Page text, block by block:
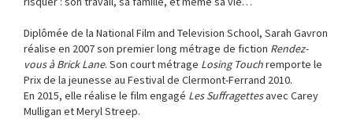
Diplômée de la National Film and Television School, Sarah Gavron
réalise en 2007 son premier long métrage de fiction Rendez-
vous à Brick Lane. Son court métrage Losing Touchremporte le
Prix de la jeunesse au Festival de Clermont-Ferrand 2010.
En 2015, elle réalise le film engagé Les Suffragettesavec Carey
Mulligan et Meryl Streep.